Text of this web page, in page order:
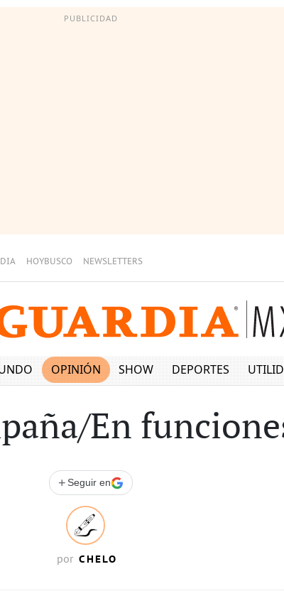
PUBLICIDAD
HOYBUSCO NEWSLETTERS
OPINIÓN SHOW DEPORTES
En
+ Seguir en
por CHELO